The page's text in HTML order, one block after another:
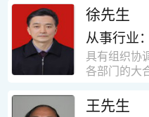
营乡刘庄火
平方装配式
区项目经理
结构，总建
限公司专业
建与扩充经
辽宁华夏律
所执业。王
多次与美国
地的律师共
诉讼和非诉
对刑事案件
擅长处理涉
徐先生
从事行业
具有组织协
各部门的大
等领域）；
王先生